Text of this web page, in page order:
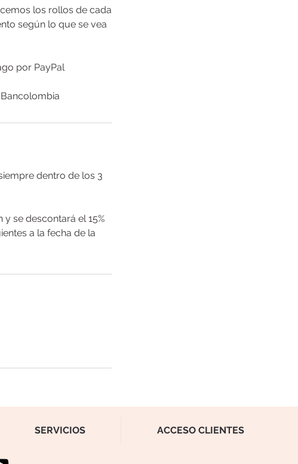
los rollos de cada
según lo que se vea
por PayPal
dentro de los 3
se descontará el 15%
a la fecha de la
SERVICIOS ACCESO CLIENTES